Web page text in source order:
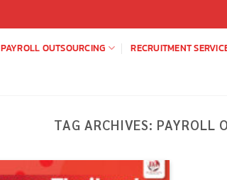
PAYROLL OUTSOURCING RECRUITMENT
TAG ARCHIVES: PAYROLL